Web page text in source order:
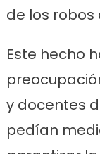
de los robos
Este hecho
y docentes
pedían